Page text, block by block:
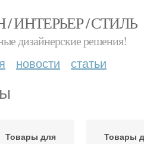
ИНТЕРЬЕР / СТИЛЬ
дизайнерские решения!
новости статьи
Товары для
Товары